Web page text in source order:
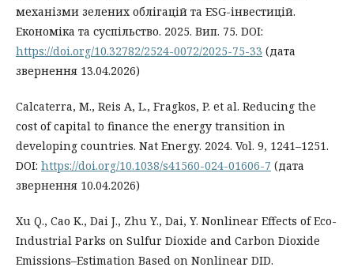
механізми зелених облігацій та ESG-інвестицій.
Економіка та суспільство. 2025. Вип. 75. DOI:
https://doi.org/10.32782/2524-0072/2025-75-33 (дата
звернення 13.04.2026)
Calcaterra, M., Reis A, L., Fragkos, P. et al. Reducing the
cost of capital to finance the energy transition in
developing countries. Nat Energy. 2024. Vol. 9, 1241–1251.
DOI: https://doi.org/10.1038/s41560-024-01606-7 (дата
звернення 10.04.2026)
Xu Q., Cao K., Dai J., Zhu Y., Dai, Y. Nonlinear Effects of Eco-
Industrial Parks on Sulfur Dioxide and Carbon Dioxide
Emissions–Estimation Based on Nonlinear DID.